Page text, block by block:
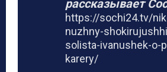
рассказывает
https://sochi24.tv/
nuzhny-
solista-ivanushek-o-
karery/